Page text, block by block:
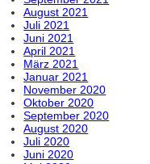
August 2021
Juli 2021
Juni 2021
April 2021
März 2021
Januar 2021
November 2020
Oktober 2020
September 2020
August 2020
Juli 2020
Juni 2020